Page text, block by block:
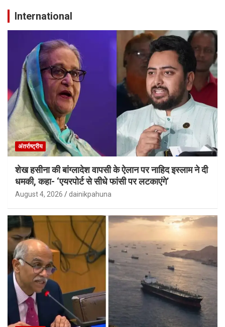
International
अंतर्राष्ट्रीय
शेख हसीना की बांग्लादेश वापसी के ऐलान पर नाहिद इस्लाम ने दी
धमकी, कहा- ‘एयरपोर्ट से सीधे फांसी पर लटकाएंगे’
August 4, 2026 dainikpahuna